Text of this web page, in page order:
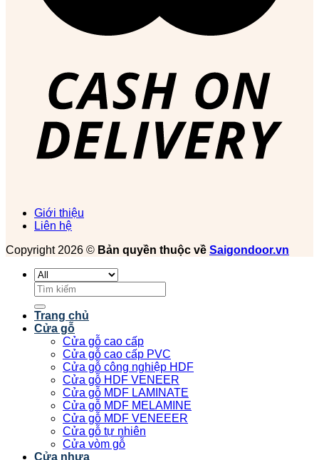
Giới thiệu
Liên hệ
Copyright 2026 © Bản quyền thuộc về Saigondoor.vn
Tìm
kiếm:
Trang chủ
Cửa gỗ
Cửa gỗ cao cấp
Cửa gỗ cao cấp PVC
Cửa gỗ công nghiệp HDF
Cửa gỗ HDF VENEER
Cửa gỗ MDF LAMINATE
Cửa gỗ MDF MELAMINE
Cửa gỗ MDF VENEEER
Cửa gỗ tự nhiên
Cửa vòm gỗ
Cửa nhựa